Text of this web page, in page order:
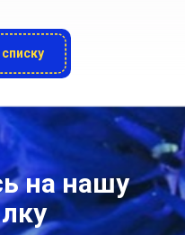
на нашу